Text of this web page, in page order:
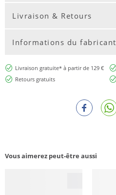
Livraison & Retours
Informations du fabricant
Livraison gratuite* à partir de 129 €
Retours gratuits
Vous aimerez peut-être aussi